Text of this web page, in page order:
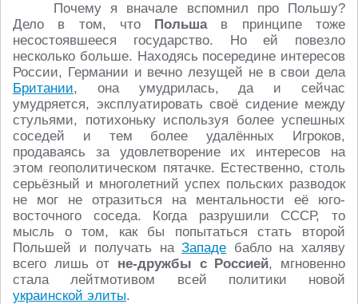
Почему я вначале вспомнил про Польшу?
Дело в том, что Польшав принципе тоже
несостоявшееся государство. Но ей повезло
несколько больше. Находясь посередине интересов
России, Германии и вечно лезущей не в свои дела
Британии, она умудрилась, да и сейчас
умудряется, эксплуатировать своё сидение между
стульями, потихоньку используя более успешных
соседей и тем более удалённых Игроков,
продаваясь за удовлетворение их интересов на
этом геополитическом пятачке. Естественно, столь
серьёзный и многолетний успех польских разводок
не мог не отразиться на ментальности её юго-
восточного соседа. Когда разрушили СССР, то
мысль о том, как бы попытаться стать второй
Польшей и получать наЗападе бабло на халяву
всего лишь от не-дружбы с Россией, мгновенно
стала лейтмотивом всей политики новой
украинской элиты.